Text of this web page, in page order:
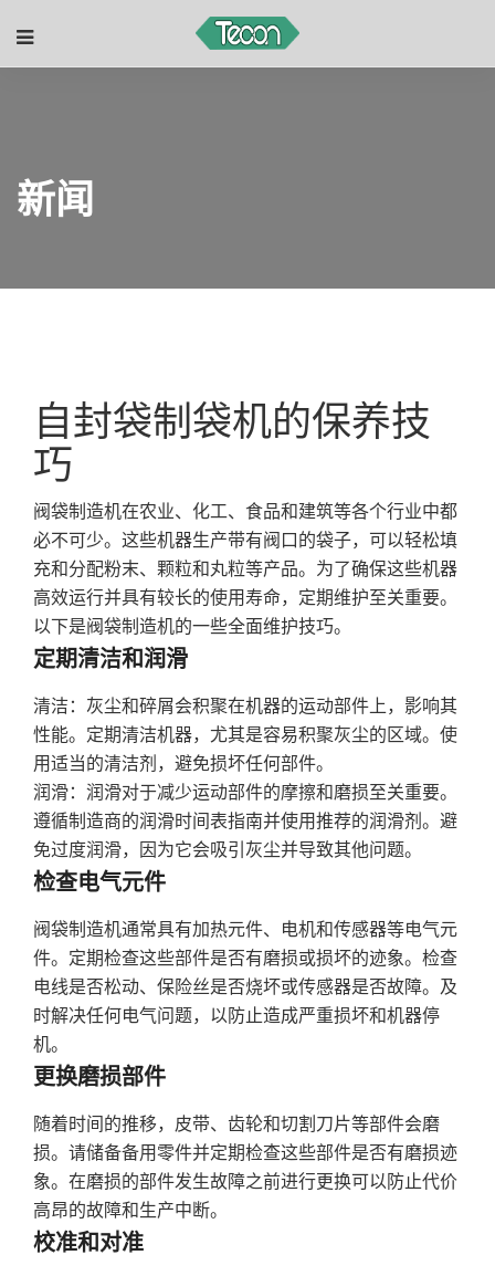
新闻
自封袋制袋机的保养技
巧
阀袋制造机在农业、化工、食品和建筑等各个行业中都
必不可少。这些机器生产带有阀口的袋子，可以轻松填
充和分配粉末、颗粒和丸粒等产品。为了确保这些机器
高效运行并具有较长的使用寿命，定期维护至关重要。
以下是阀袋制造机的一些全面维护技巧。
定期清洁和润滑
清洁：灰尘和碎屑会积聚在机器的运动部件上，影响其
性能。定期清洁机器，尤其是容易积聚灰尘的区域。使
用适当的清洁剂，避免损坏任何部件。
润滑：润滑对于减少运动部件的摩擦和磨损至关重要。
遵循制造商的润滑时间表指南并使用推荐的润滑剂。避
免过度润滑，因为它会吸引灰尘并导致其他问题。
检查电气元件
阀袋制造机通常具有加热元件、电机和传感器等电气元
件。定期检查这些部件是否有磨损或损坏的迹象。检查
电线是否松动、保险丝是否烧坏或传感器是否故障。及
时解决任何电气问题，以防止造成严重损坏和机器停
机。
更换磨损部件
随着时间的推移，皮带、齿轮和切割刀片等部件会磨
损。请储备备用零件并定期检查这些部件是否有磨损迹
象。在磨损的部件发生故障之前进行更换可以防止代价
高昂的故障和生产中断。
校准和对准